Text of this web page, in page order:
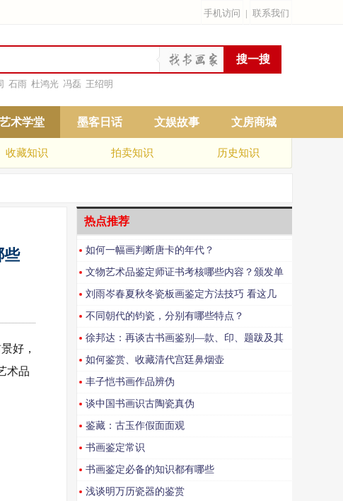
手机访问 | 联系我们
石雨 杜鸿光 冯磊 王绍明
艺术学堂 墨客日话 文娱故事 文房商城
收藏知识 拍卖知识 历史知识
些
好，
术品
热点推荐
如何一幅画判断唐卡的年代？
文物艺术品鉴定师证书考核哪些内容？颁发单
位？适合谁报？就业选择有哪些
刘雨岑春夏秋冬瓷板画鉴定方法技巧 看这几
点！
不同朝代的钧瓷，分别有哪些特点？
徐邦达：再谈古书画鉴别—款、印、题跋及其
对古书画的鉴定作用（上）
如何鉴赏、收藏清代宫廷鼻烟壶
丰子恺书画作品辨伪
谈中国书画识古陶瓷真伪
鉴藏：古玉作假面面观
书画鉴定常识
书画鉴定必备的知识都有哪些
浅谈明万历瓷器的鉴赏